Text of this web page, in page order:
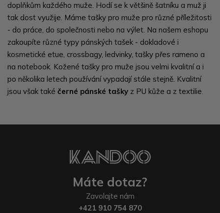
doplňkům každého muže. Hodí se k většině šatníku a muž ji
tak dost využije. Máme tašky pro muže pro různé příležitosti
- do práce, do společnosti nebo na výlet. Na našem eshopu
zakoupíte různé typy pánských tašek - dokladové i
kosmetické etue, crossbagy, ledvinky, tašky přes rameno a
na notebook. Kožené tašky pro muže jsou velmi kvalitní a i
po několika letech používání vypadají stále stejně. Kvalitní
jsou však také černé pánské tašky z PU kůže a z textilie.
Máte dotaz?
Zavolajte nám
+421 910 754 870